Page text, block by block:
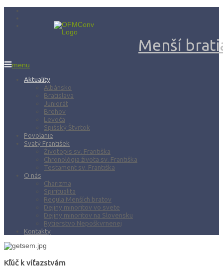
Menší
menu
Aktuality
Albánsko
Bratislava
Juniorát
Brehov
Levoča
Spišský Štvrtok
Povolanie
Svätý František
Životopis sv. Františka
Chronológia života sv. Františka
Testament sv. Františka
O nás
Charizma
Spiritualita
Regula Menších bratov
Dejiny minoritov vo svete
Dejiny minoritov na Slovensku
Rytierstvo Nepoškvrnenej
Kontakty
Kľúč k víťazstvám